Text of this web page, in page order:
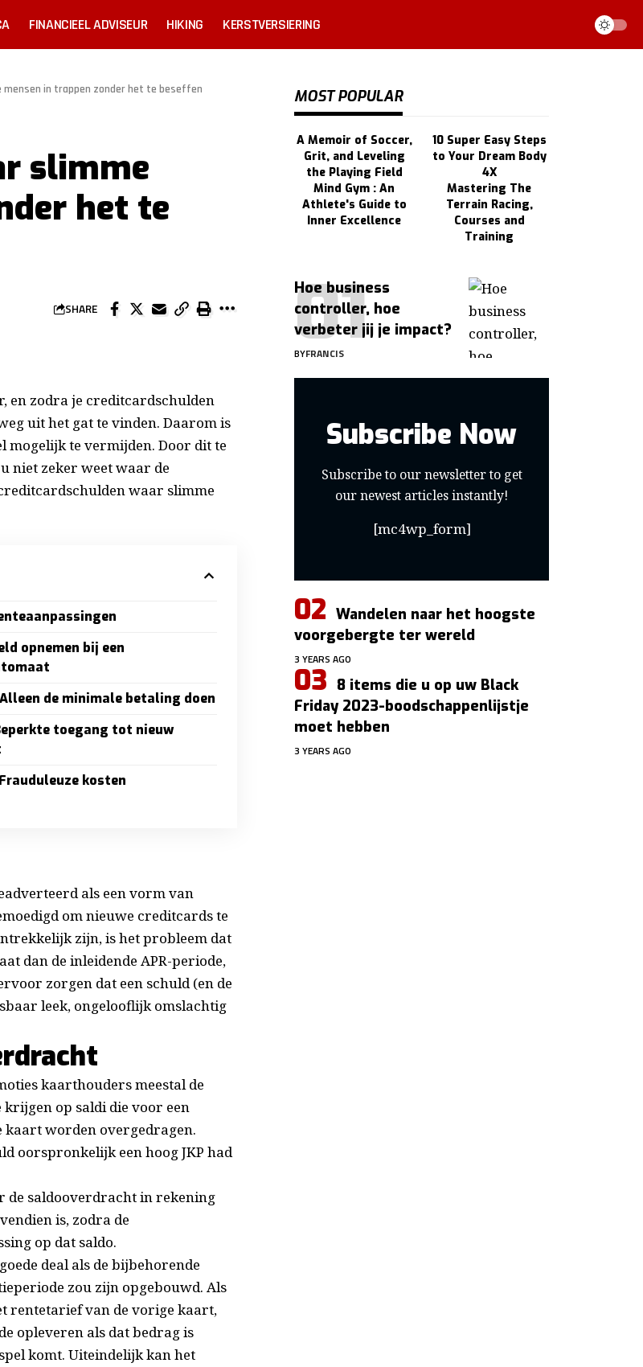
FINANCIEEL ADVISEUR HIKING KERSTVERSIERING
mensen in trappen zonder het te beseffen
slimme
het te
SHARE
en zodra je creditcardschulden
uit het gat te vinden. Daarom is
mogelijk te vermijden. Door dit te
niet zeker weet waar de
waar slimme
opnemen bij een
de minimale betaling doen
toegang tot nieuw
kosten
als een vorm van
om nieuwe creditcards te
zijn, is het probleem dat
dan de inleidende APR-periode,
zorgen dat een schuld (en de
leek, ongelooflijk omslachtig
kaarthouders meestal de
op saldi die voor een
kaart worden overgedragen.
oorspronkelijk een hoog JKP had
de saldooverdracht in rekening
is, zodra de
op dat saldo.
deal als de bijbehorende
zou zijn opgebouwd. Als
rentetarief van de vorige kaart,
opleveren als dat bedrag is
komt. Uiteindelijk kan het
MOST POPULAR
A Memoir of Soccer,
Grit, and Leveling
the Playing Field
10 Super Easy Steps
to Your Dream Body
4X
Mind Gym : An
Athlete's Guide to
Inner Excellence
Mastering The
Terrain Racing,
Courses and
Training
Hoe business
controller, hoe
verbeter jij je impact?
BYFRANCIS
Subscribe Now
Subscribe to our newsletter to get
our newest articles instantly!
[mc4wp_form]
Wandelen naar het hoogste
voorgebergte ter wereld
3 YEARS AGO
8 items die u op uw Black
Friday 2023-boodschappenlijstje
moet hebben
3 YEARS AGO